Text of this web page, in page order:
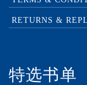
RETURNS &
特选书单